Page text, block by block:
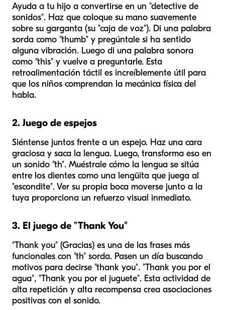
Ayuda a tu hijo a convertirse en un "detective de
sonidos". Haz que coloque su mano suavemente
sobre su garganta (su "caja de voz"). Di una palabra
sorda como "thumb" y pregúntale si ha sentido
alguna vibración. Luego di una palabra sonora
como "this" y vuelve a preguntarle. Esta
retroalimentación táctil es increíblemente útil para
que los niños comprendan la mecánica física del
habla.
2. Juego de espejos
Siéntense juntos frente a un espejo. Haz una cara
graciosa y saca la lengua. Luego, transforma eso en
un sonido "th". Muéstrale cómo la lengua se sitúa
entre los dientes como una lengüita que juega al
"escondite". Ver su propia boca moverse junto a la
tuya proporciona un refuerzo visual inmediato.
3. El juego de "Thank You"
"Thank you" (Gracias) es una de las frases más
funcionales con "th" sorda. Pasen un día buscando
motivos para decirse "thank you". "Thank you por el
agua", "Thank you por el juguete". Esta actividad de
alta repetición y alta recompensa crea asociaciones
positivas con el sonido.